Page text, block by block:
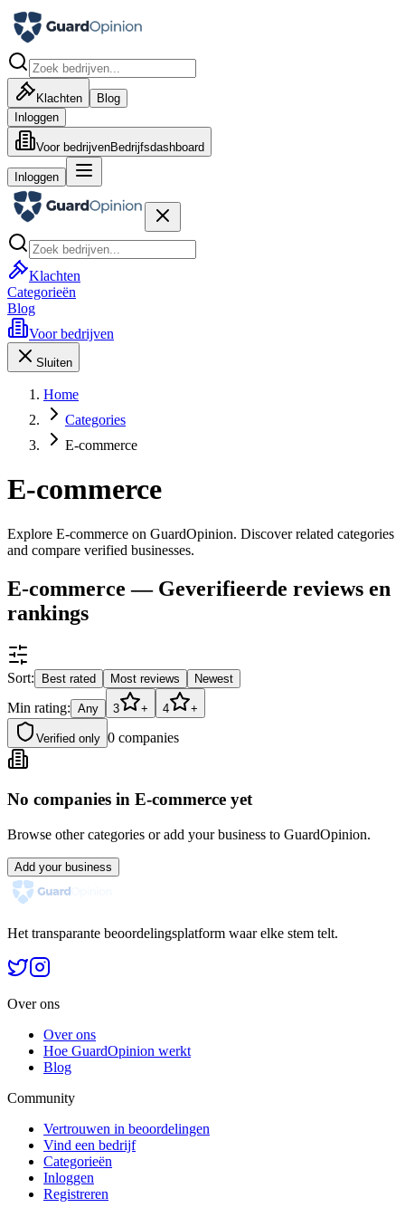
Klachten
Blog
Inloggen
Voor bedrijvenBedrijfsdashboard
Inloggen
Klachten
Categorieën
Blog
Voor bedrijven
Sluiten
Home
Categories
E-commerce
E-commerce
Explore E-commerce on GuardOpinion. Discover related categories
and compare verified businesses.
E-commerce — Geverifieerde reviews en
rankings
Sort: Best rated Most reviews Newest
Min rating: Any 3 + 4 +
Verified only 0 companies
No companies in E-commerce yet
Browse other categories or add your business to GuardOpinion.
Add your business
Het transparante beoordelingsplatform waar elke stem telt.
Over ons
Over ons
Hoe GuardOpinion werkt
Blog
Community
Vertrouwen in beoordelingen
Vind een bedrijf
Categorieën
Inloggen
Registreren